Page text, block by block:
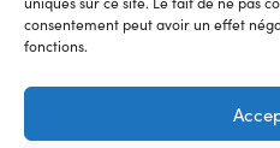
consentement peut avoir un effet
fonctions.